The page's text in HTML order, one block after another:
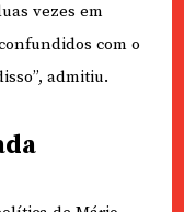
vezes em
com o
admitiu.